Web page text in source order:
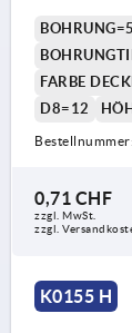
BOHRUNG=5
FARBE
D8=12
0,71 CHF
zzgl. MwSt.
zzgl.
K0155 H